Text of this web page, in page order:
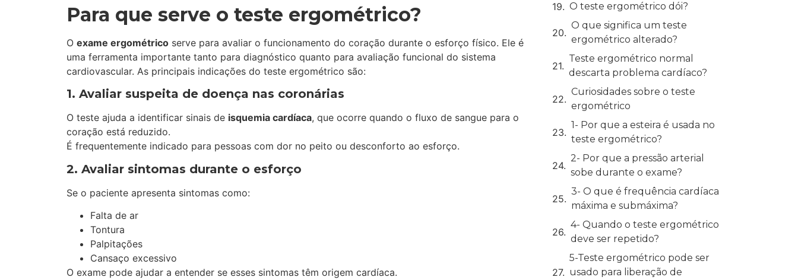
Para que serve o teste ergométrico?
O exame ergométrico serve para avaliar o funcionamento do coração durante o esforço físico. Ele é
uma ferramenta importante tanto para diagnóstico quanto para avaliação funcional do sistema
cardiovascular. As principais indicações do teste ergométrico são:
1. Avaliar suspeita de doença nas coronárias
O teste ajuda a identificar sinais de isquemia cardíaca, que ocorre quando o fluxo de sangue para o
coração está reduzido.
É frequentemente indicado para pessoas com dor no peito ou desconforto ao esforço.
2. Avaliar sintomas durante o esforço
Se o paciente apresenta sintomas como:
Falta de ar
Tontura
Palpitações
Cansaço excessivo
O exame pode ajudar a entender se esses sintomas têm origem cardíaca.
O teste ergométrico dói?
O que significa um teste
ergométrico alterado?
Teste ergométrico normal
descarta problema cardíaco?
Curiosidades sobre o teste
ergométrico
1- Por que a esteira é usada no
teste ergométrico?
2- Por que a pressão arterial
sobe durante o exame?
3- O que é frequência cardíaca
máxima e submáxima?
4- Quando o teste ergométrico
deve ser repetido?
5-Teste ergométrico pode ser
usado para liberação de